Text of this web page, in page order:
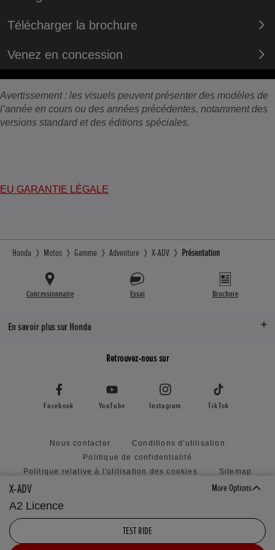
X-ADV
A2 Licence
More Options
TEST RIDE
Télécharger la brochure
Venez en concession
Avertissement : les visuels peuvent présenter des modèles de
l’année en cours ou des années précédentes, notamment des
versions standard et des éditions spéciales.
EU GARANTIE LÉGALE
Honda Motos Gamme Adventure X-ADV Présentation
Concessionnaire Essai Brochure
En savoir plus sur Honda
Retrouvez-nous sur
Facebook YouTube Instagram TikTok
Nous contacter
Conditions d'utilisation
Politique de confidentialité
Politique relative à l'utilisation des cookies
Sitemap
Honda RoadSync Connected Services and Products
Politique relative à la soumission d'idées non sollicitées